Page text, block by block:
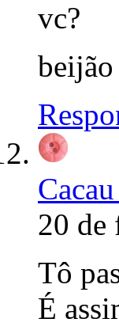
vc?
beijão
20 de
Tô
É